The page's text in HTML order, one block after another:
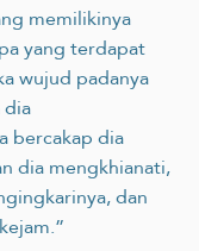
memilikinya
yang terdapat
wujud padanya
bercakap dia
dia mengkhianati,
dan